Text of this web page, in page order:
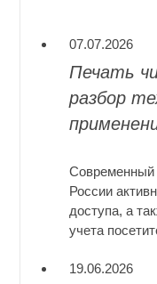
07.07.2026
Печать
разбор
Современный
России
доступа, а
учета
19.06.2026